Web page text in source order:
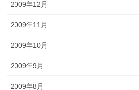
2009年12月
2009年11月
2009年10月
2009年9月
2009年8月